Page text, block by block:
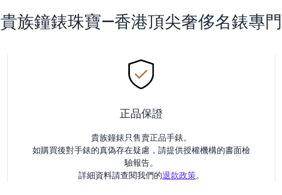
貴族鐘錶珠寶—香港頂尖奢侈名錶專
正品保證
貴族鐘錶只售賣正品手錶。
如購買後對手錶的真偽存在疑慮，請提供授權機構的書面檢
驗報告。
詳細資料請查閱我們的退款政策。